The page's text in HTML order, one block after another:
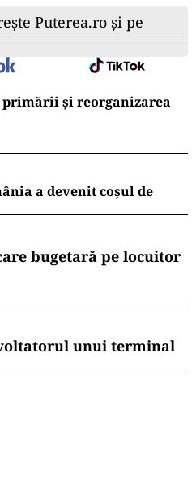
Puterea.ro și pe
primării și reorganizarea
a devenit coșul de
bugetară pe locuitor
unui terminal